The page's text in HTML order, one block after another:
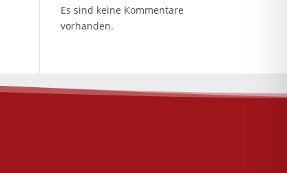
Es sind keine Kommentare
vorhanden.